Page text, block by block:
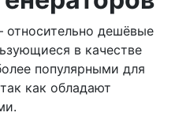
дешёвые
в качестве
популярными для
как обладают